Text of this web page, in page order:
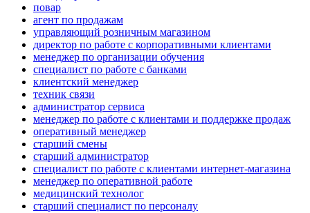
повар
агент по продажам
управляющий розничным магазином
директор по работе с корпоративными клиентами
менеджер по организации обучения
специалист по работе с банками
клиентский менеджер
техник связи
администратор сервиса
менеджер по работе с клиентами и поддержке продаж
оперативный менеджер
старший смены
старший администратор
специалист по работе с клиентами интернет-магазина
менеджер по оперативной работе
медицинский технолог
старший специалист по персоналу